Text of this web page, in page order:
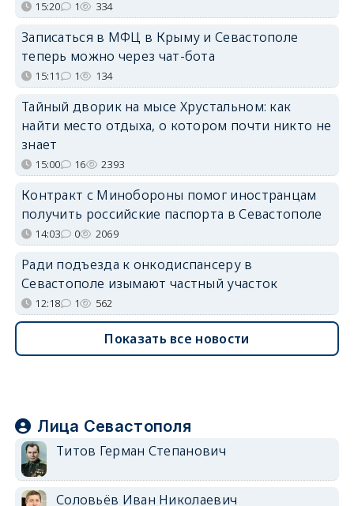
15:20 1 334
Записаться в МФЦ в Крыму и Севастополе
теперь можно через чат-бота
15:11 1 134
Тайный дворик на мысе Хрустальном: как
найти место отдыха, о котором почти никто не
знает
15:00 16 2393
Контракт с Минобороны помог иностранцам
получить российские паспорта в Севастополе
14:03 0 2069
Ради подъезда к онкодиспансеру в
Севастополе изымают частный участок
12:18 1 562
Показать все новости
Лица Севастополя
Титов Герман Степанович
Соловьёв Иван Николаевич